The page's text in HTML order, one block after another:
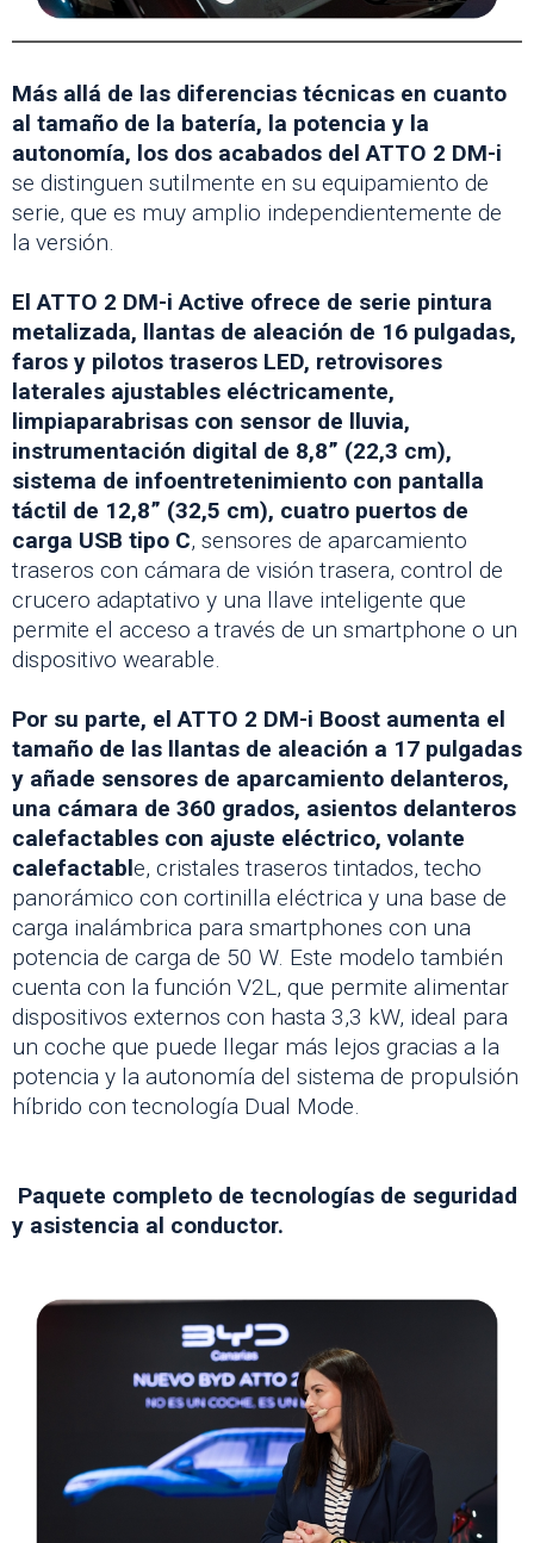
Más allá de las diferencias técnicas en cuanto
al tamaño de la batería, la potencia y la
autonomía, los dos acabados del ATTO 2 DM-i
se distinguen sutilmente en su equipamiento de
serie, que es muy amplio independientemente de
la versión.
El ATTO 2 DM-i Active ofrece de serie pintura
metalizada, llantas de aleación de 16 pulgadas,
faros y pilotos traseros LED, retrovisores
laterales ajustables eléctricamente,
limpiaparabrisas con sensor de lluvia,
instrumentación digital de 8,8” (22,3 cm),
sistema de infoentretenimiento con pantalla
táctil de 12,8” (32,5 cm), cuatro puertos de
carga USB tipo C, sensores de aparcamiento
traseros con cámara de visión trasera, control de
crucero adaptativo y una llave inteligente que
permite el acceso a través de un smartphone o un
dispositivo wearable.
Por su parte, el ATTO 2 DM-i Boost aumenta el
tamaño de las llantas de aleación a 17 pulgadas
y añade sensores de aparcamiento delanteros,
una cámara de 360 grados, asientos delanteros
calefactables con ajuste eléctrico, volante
calefactable, cristales traseros tintados, techo
panorámico con cortinilla eléctrica y una base de
carga inalámbrica para smartphones con una
potencia de carga de 50 W. Este modelo también
cuenta con la función V2L, que permite alimentar
dispositivos externos con hasta 3,3 kW, ideal para
un coche que puede llegar más lejos gracias a la
potencia y la autonomía del sistema de propulsión
híbrido con tecnología Dual Mode.
Paquete completo de tecnologías de seguridad
y asistencia al conductor.